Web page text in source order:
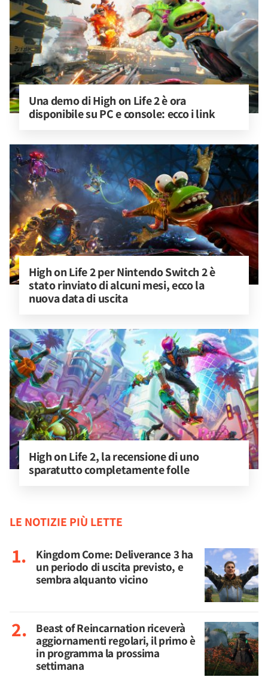
Una demo di High on Life 2 è ora
disponibile su PC e console: ecco i link
High on Life 2 per Nintendo Switch 2 è
stato rinviato di alcuni mesi, ecco la
nuova data di uscita
High on Life 2, la recensione di uno
sparatutto completamente folle
LE NOTIZIE PIÙ LETTE
Kingdom Come: Deliverance 3 ha
un periodo di uscita previsto, e
sembra alquanto vicino
Beast of Reincarnation riceverà
aggiornamenti regolari, il primo è
in programma la prossima
settimana